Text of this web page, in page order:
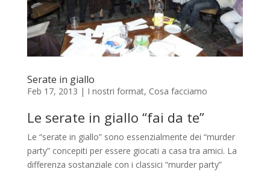
Serate in giallo
Feb 17, 2013 | I nostri format, Cosa facciamo
Le serate in giallo “fai da te”
Le “serate in giallo” sono essenzialmente dei “murder
party” concepiti per essere giocati a casa tra amici. La
differenza sostanziale con i classici “murder party”